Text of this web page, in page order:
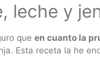
leche y
que en cuanto la
Esta receta la he